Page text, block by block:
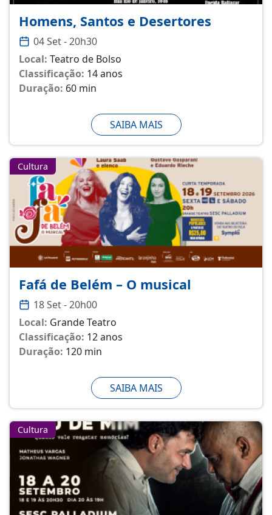
Homens, Santos e Desertores
04 Set - 20h30
Local: Teatro de Bolso
Classificação: 14 anos
Duração: 60 min
SAIBA MAIS
Cultura
Fafá de Belém – O musical
18 Set - 20h00
Local: Grande Teatro
Classificação: 12 anos
Duração: 120 min
SAIBA MAIS
Cultura